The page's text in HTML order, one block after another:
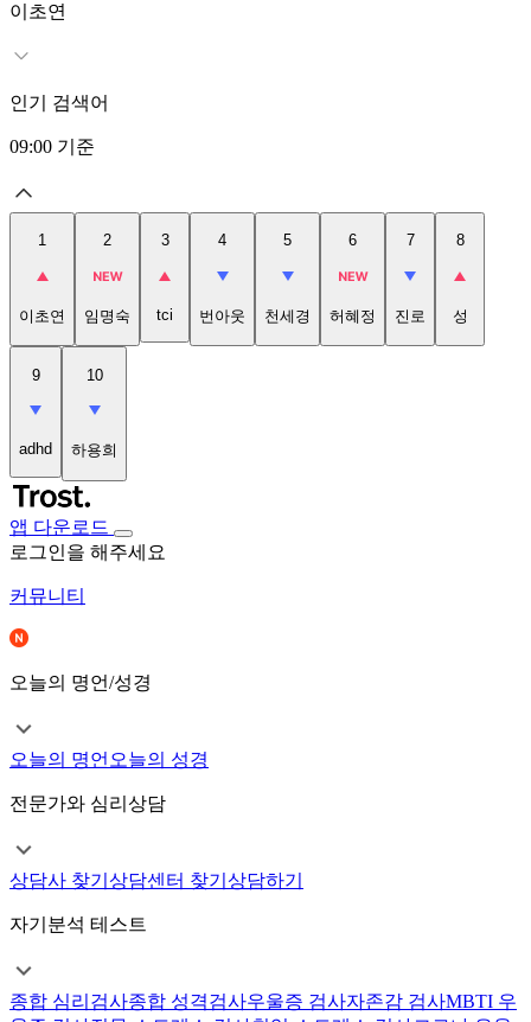
이초연
인기 검색어
09:00 기준
1
이초연
2
임명숙
3
tci
4
번아웃
5
천세경
6
허혜정
7
진로
8
성
9
adhd
10
하용희
앱 다운로드
로그인을 해주세요
커뮤니티
오늘의 명언/성경
오늘의 명언 오늘의 성경
전문가와 심리상담
상담사 찾기 상담센터 찾기 상담하기
자기분석 테스트
종합 심리검사종합 성격검사우울증 검사자존감 검사MBTI 우